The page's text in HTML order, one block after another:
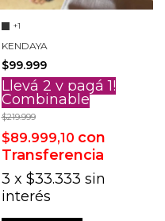
+1
KENDAYA
$99.999
Llevá 2 y pagá 1!
Combinable
$219.999
$89.999,10 con
Transferencia
3 x $33.333 sin
interés